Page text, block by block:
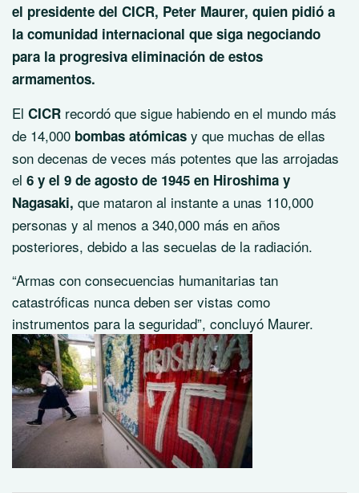
el presidente del CICR, Peter Maurer, quien pidió a
la comunidad internacional que siga negociando
para la progresiva eliminación de estos
armamentos.
El CICR recordó que sigue habiendo en el mundo más
de 14,000 bombas atómicas y que muchas de ellas
son decenas de veces más potentes que las arrojadas
el 6 y el 9 de agosto de 1945 en Hiroshima y
Nagasaki, que mataron al instante a unas 110,000
personas y al menos a 340,000 más en años
posteriores, debido a las secuelas de la radiación.
“Armas con consecuencias humanitarias tan
catastróficas nunca deben ser vistas como
instrumentos para la seguridad”, concluyó Maurer.